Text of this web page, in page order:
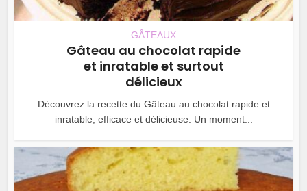
GÂTEAUX
Gâteau au chocolat rapide
et inratable et surtout
délicieux
Découvrez la recette du Gâteau au chocolat rapide et
inratable, efficace et délicieuse. Un moment...